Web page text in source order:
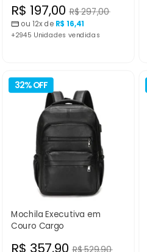
Preço
normal
R$ 297,00
Preço
promocional
R$ 197,00
ou 12x de R$ 16,41
+2945 Unidades vendidas
32% OFF
Mochila Executiva em
Couro Cargo
Preço
Preço
R$ 357,90